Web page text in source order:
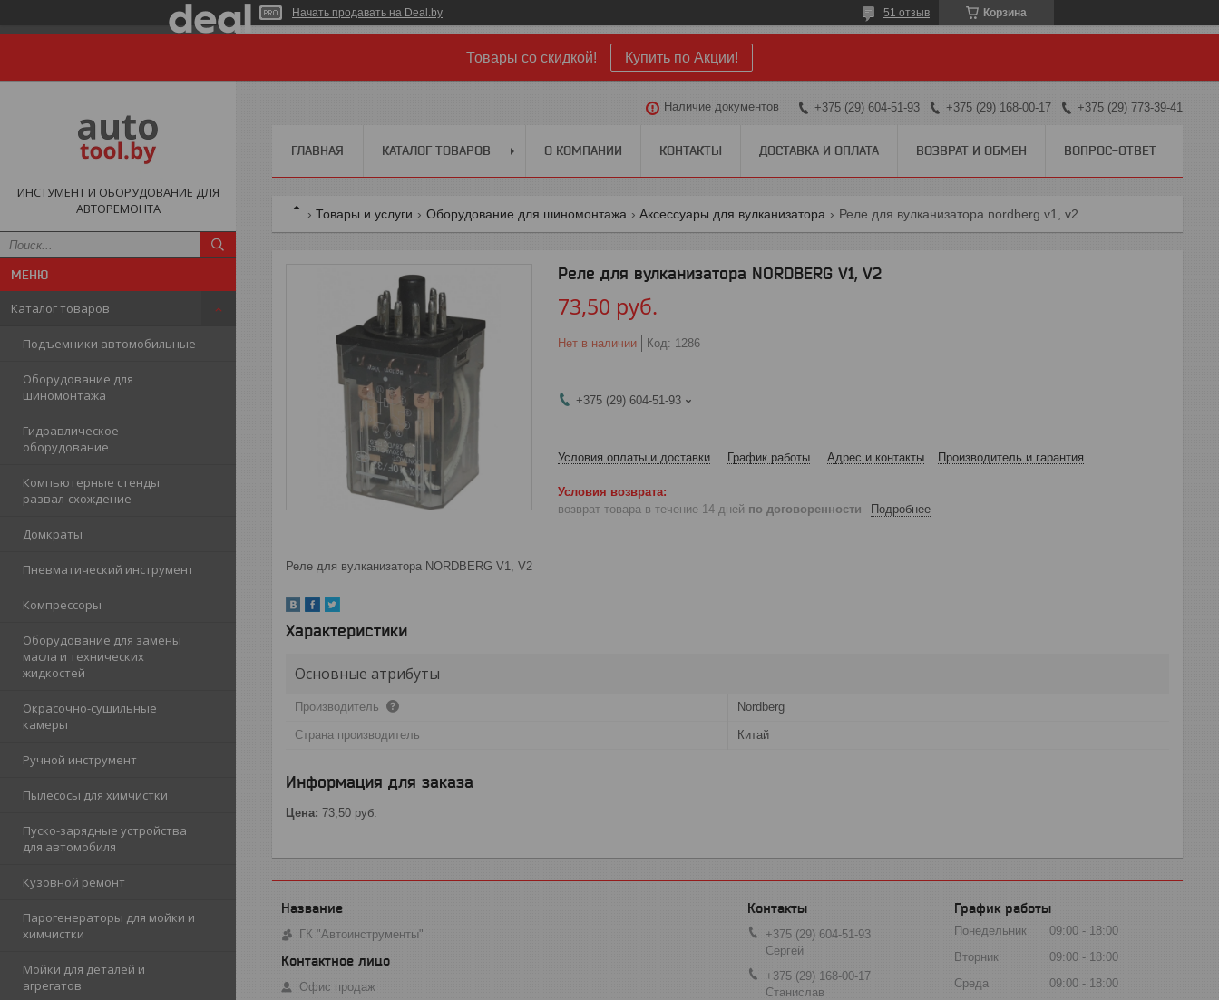
Начать продавать на Deal.by Корзина
51 отзыв
Товары со скидкой! Купить по Акции!
ИНСТУМЕНТ И ОБОРУДОВАНИЕ ДЛЯ
АВТОРЕМОНТА
Каталог товаров
Подъемники автомобильные
Оборудование для
шиномонтажа
Гидравлическое
оборудование
Компьютерные стенды
развал-схождение
Домкраты
Пневматический инструмент
Компрессоры
Оборудование для замены
масла и технических
жидкостей
Окрасочно-сушильные
камеры
Ручной инструмент
Пылесосы для химчистки
Пуско-зарядные устройства
для автомобиля
Кузовной ремонт
Парогенераторы для мойки и
химчистки
Мойки для деталей и
агрегатов
Наличие документов +375 (29) 604-51-93 +375 (29) 168-00-17 +375 (29) 773-39-41
ГЛАВНАЯ КАТАЛОГ ТОВАРОВ О КОМПАНИИ КОНТАКТЫ ДОСТАВКА И ОПЛАТА ВОЗВРАТ И ОБМЕН ВОПРОС-ОТВЕТ
Товары и услуги Оборудование для шиномонтажа Аксессуары для вулканизатора Реле для вулканизатора nordberg v1, v2
Реле для вулканизатора NORDBERG V1, V2
73,50 руб.
Нет в наличии Код: 1286
+375 (29) 604-51-93
Условия оплаты и доставки График работы Адрес и контакты Производитель и гарантия
возврат товара в течение 14 дней по договоренности Подробнее
Реле для вулканизатора NORDBERG V1, V2
Характеристики
Основные атрибуты
Производитель Nordberg
Страна производитель Китай
Информация для заказа
Цена: 73,50 руб.
ГК "Автоинструменты"
Офис продаж
+375 (29) 604-51-93
Сергей
+375 (29) 168-00-17
Станислав
График работы
Понедельник 09:00
18:00
Вторник
09:00
18:00
Среда
09:00
18:00